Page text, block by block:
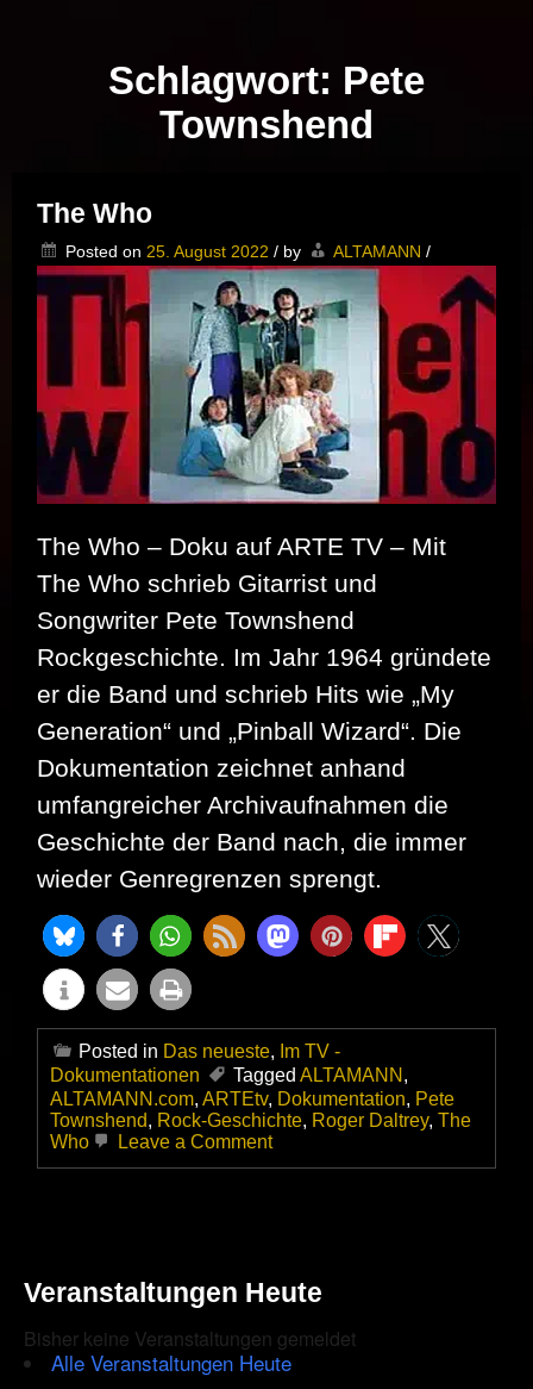
Schlagwort: Pete
Townshend
The Who
Posted on 25. August 2022 / by ALTAMANN /
The Who – Doku auf ARTE TV – Mit
The Who schrieb Gitarrist und
Songwriter Pete Townshend
Rockgeschichte. Im Jahr 1964 gründete
er die Band und schrieb Hits wie „My
Generation“ und „Pinball Wizard“. Die
Dokumentation zeichnet anhand
umfangreicher Archivaufnahmen die
Geschichte der Band nach, die immer
wieder Genregrenzen sprengt.
Posted in Das neueste, Im TV -
Dokumentationen
Tagged ALTAMANN ,
ALTAMANN.com, ARTEtv, Dokumentation, Pete
Townshend, Rock-Geschichte, Roger Daltrey, The
Who
Leave a Commenton
Veranstaltungen Heute
Bisher keine Veranstaltungen gemeldet
Alle Veranstaltungen Heute